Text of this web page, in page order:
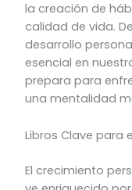
la creación de
calidad de vida.
desarrollo
esencial en
prepara para
una mentalidad
Libros Clave para
El crecimiento